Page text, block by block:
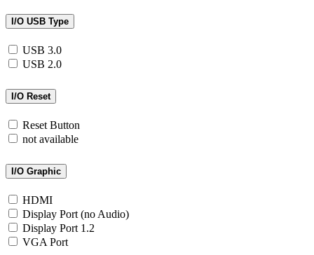
I/O USB Type
USB 3.0
USB 2.0
I/O Reset
Reset Button
not available
I/O Graphic
HDMI
Display Port (no Audio)
Display Port 1.2
VGA Port